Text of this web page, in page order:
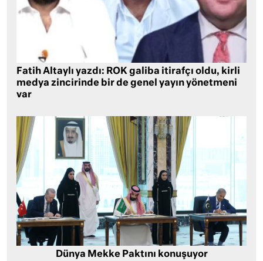
Fatih Altaylı yazdı: ROK galiba itirafçı oldu, kirli
medya zincirinde bir de genel yayın yönetmeni
var
Dünya Mekke Paktını konuşuyor